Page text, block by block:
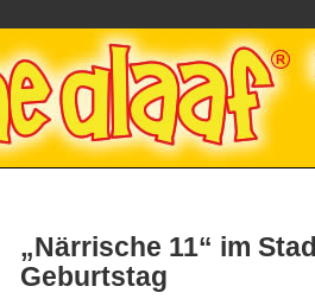
„Närrische 11“ im
Geburtstag